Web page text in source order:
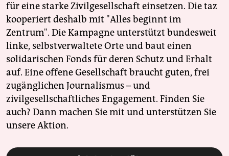
für eine starke Zivilgesellschaft einsetzen. Die taz
kooperiert deshalb mit "Alles beginnt im
Zentrum". Die Kampagne unterstützt bundesweit
linke, selbstverwaltete Orte und baut einen
solidarischen Fonds für deren Schutz und Erhalt
auf. Eine offene Gesellschaft braucht guten, frei
zugänglichen Journalismus – und
zivilgesellschaftliches Engagement. Finden Sie
auch? Dann machen Sie mit und unterstützen Sie
unsere Aktion.